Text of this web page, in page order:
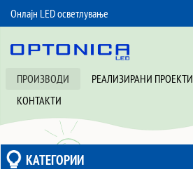
Онлајн LED осветлување
ПРОИЗВОДИ РЕАЛИЗИРАНИ ПРОЕКТИ
КОНТАКТИ
КАТЕГОРИИ